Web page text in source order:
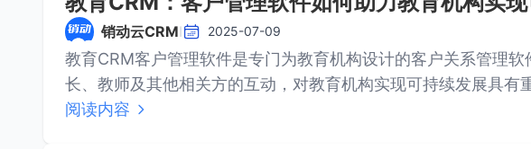
销动云CRMI 2025-07-09
教育CRM客户管理软件是专门为教育机构设计的客户关系管理
长、教师及其他相关方的互动，对教育机构实现可持续发展具有
助力教育···
阅读内容